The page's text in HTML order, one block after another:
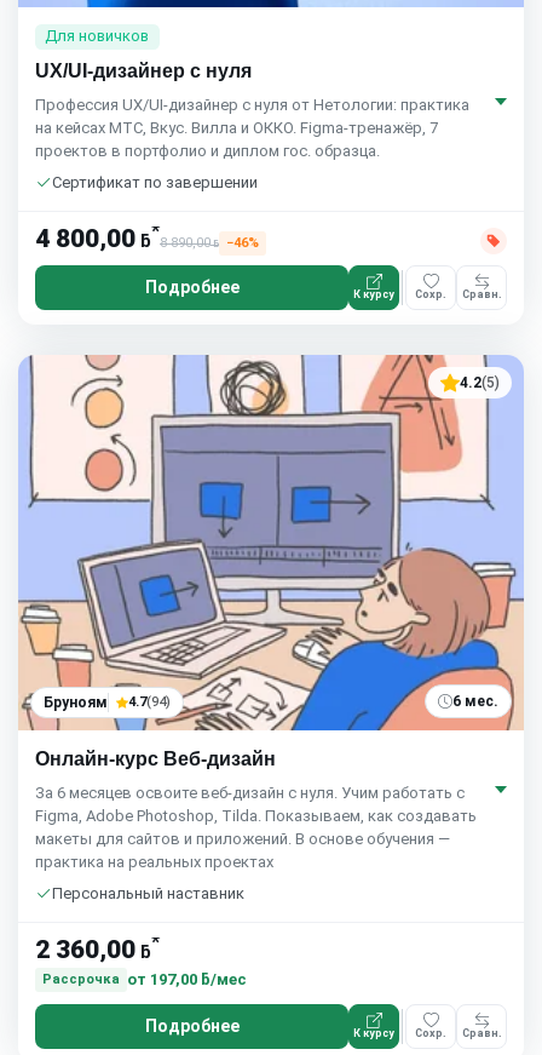
Для новичков
UX/UI-дизайнер с нуля
Профессия UX/UI-дизайнер с нуля от Нетологии: практика
на кейсах МТС, Вкус. Вилла и ОККО. Figma-тренажёр, 7
проектов в портфолио и диплом гос. образца.
Сертификат по завершении
4 800,00 ƃ*
8 890,00ƃ −46%
Подробнее К курсу Сохр. Сравн.
4.2(5)
Бруноям 4.7(94) 6 мес.
Онлайн-курс Веб-дизайн
За 6 месяцев освоите веб-дизайн с нуля. Учим работать с
Figma, Adobe Photoshop, Tilda. Показываем, как создавать
макеты для сайтов и приложений. В основе обучения —
практика на реальных проектах
Персональный наставник
2 360,00 ƃ*
Рассрочка от 197,00 ƃ/мес
Подробнее К курсу Сохр. Сравн.